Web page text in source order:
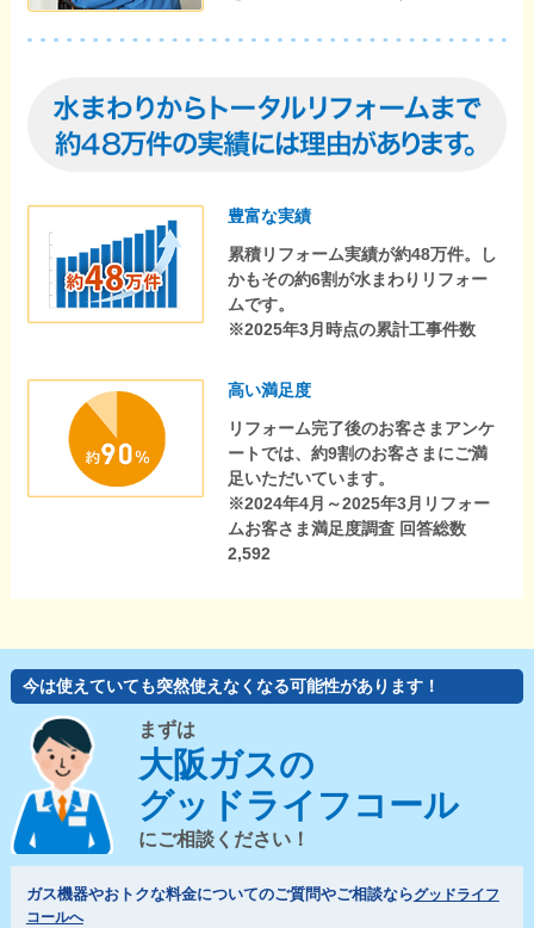
豊富な実績
累積リフォーム実績が約48万件。し
かもその約6割が水まわりリフォー
ムです。
※2025年3月時点の累計工事件数
高い満足度
リフォーム完了後のお客さまアンケ
ートでは、約9割のお客さまにご満
足いただいています。
※2024年4月～2025年3月リフォー
ムお客さま満足度調査 回答総数
2,592
今は使えていても突然使えなくなる可能性があります！
まずは
大阪ガスの
グッドライフコール
にご相談ください！
ガス機器やおトクな料金についてのご質問やご相談ならグッドライフ
コールへ